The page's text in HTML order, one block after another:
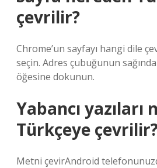
çevrilir?
Chrome’un sayfayı hangi dile
seçin. Adres çubuğunun
öğesine dokunun.
Yabancı yazıları
Türkçeye
Metni çevirAndroid